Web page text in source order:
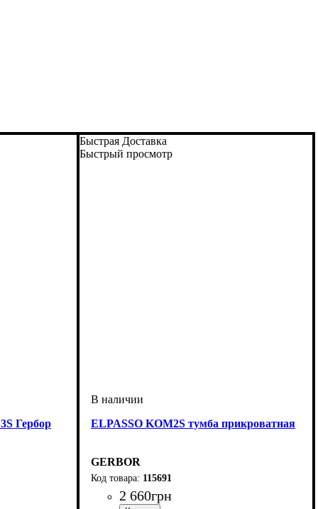
Гербор
Быстрая Доставка
Быстрый просмотр
ELPASSO KOM2S тумба прикроватная
GERBOR
115691
2 660грн